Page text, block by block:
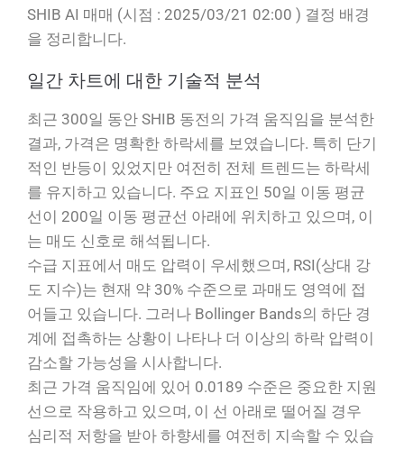
SHIB AI 매매 (시점 : 2025/03/21 02:00 ) 결정 배경
을 정리합니다.
일간 차트에 대한 기술적 분석
최근 300일 동안 SHIB 동전의 가격 움직임을 분석한
결과, 가격은 명확한 하락세를 보였습니다. 특히 단기
적인 반등이 있었지만 여전히 전체 트렌드는 하락세
를 유지하고 있습니다. 주요 지표인 50일 이동 평균
선이 200일 이동 평균선 아래에 위치하고 있으며, 이
는 매도 신호로 해석됩니다.
수급 지표에서 매도 압력이 우세했으며, RSI(상대 강
도 지수)는 현재 약 30% 수준으로 과매도 영역에 접
어들고 있습니다. 그러나 Bollinger Bands의 하단 경
계에 접촉하는 상황이 나타나 더 이상의 하락 압력이
감소할 가능성을 시사합니다.
최근 가격 움직임에 있어 0.0189 수준은 중요한 지원
선으로 작용하고 있으며, 이 선 아래로 떨어질 경우
심리적 저항을 받아 하향세를 여전히 지속할 수 있습